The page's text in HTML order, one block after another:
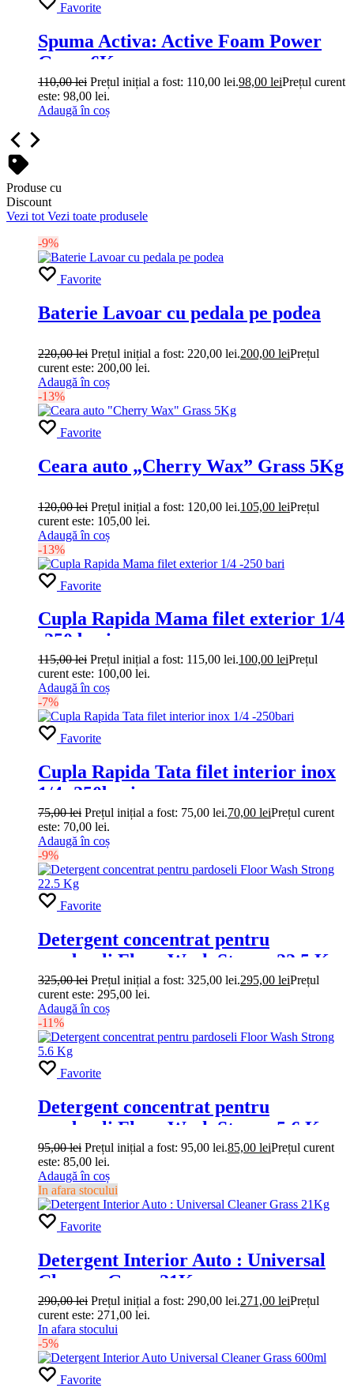
Favorite
Spuma Activa: Active Foam Power
Grass 6Kg
110,00lei Prețul inițial a fost: 110,00 lei.98,00 leiPrețul curent
este: 98,00 lei.
Adaugă în coș
Produse cu
Discount
Vezi tot Vezi toate produsele
-9%
Favorite
Baterie Lavoar cu pedala pe podea
220,00lei Prețul inițial a fost: 220,00 lei.200,00 leiPrețul
curent este: 200,00 lei.
Adaugă în coș
-13%
Favorite
Ceara auto „Cherry Wax” Grass 5Kg
120,00lei Prețul inițial a fost: 120,00 lei.105,00 leiPrețul
curent este: 105,00 lei.
Adaugă în coș
-13%
Favorite
Cupla Rapida Mama filet exterior 1/4
-250 bari
115,00lei Prețul inițial a fost: 115,00 lei.100,00 leiPrețul
curent este: 100,00 lei.
Adaugă în coș
-7%
Favorite
Cupla Rapida Tata filet interior inox
1/4 -250bari
75,00lei Prețul inițial a fost: 75,00 lei.70,00 leiPrețul curent
este: 70,00 lei.
Adaugă în coș
-9%
Favorite
Detergent concentrat pentru
pardoseli Floor Wash Strong 22.5 Kg
325,00lei Prețul inițial a fost: 325,00 lei.295,00 leiPrețul
curent este: 295,00 lei.
Adaugă în coș
-11%
Favorite
Detergent concentrat pentru
pardoseli Floor Wash Strong 5.6 Kg
95,00lei Prețul inițial a fost: 95,00 lei.85,00 leiPrețul curent
este: 85,00 lei.
Adaugă în coș
In afara stocului
Favorite
Detergent Interior Auto : Universal
Cleaner Grass 21Kg
290,00lei Prețul inițial a fost: 290,00 lei.271,00 leiPrețul
curent este: 271,00 lei.
In afara stocului
-5%
Favorite